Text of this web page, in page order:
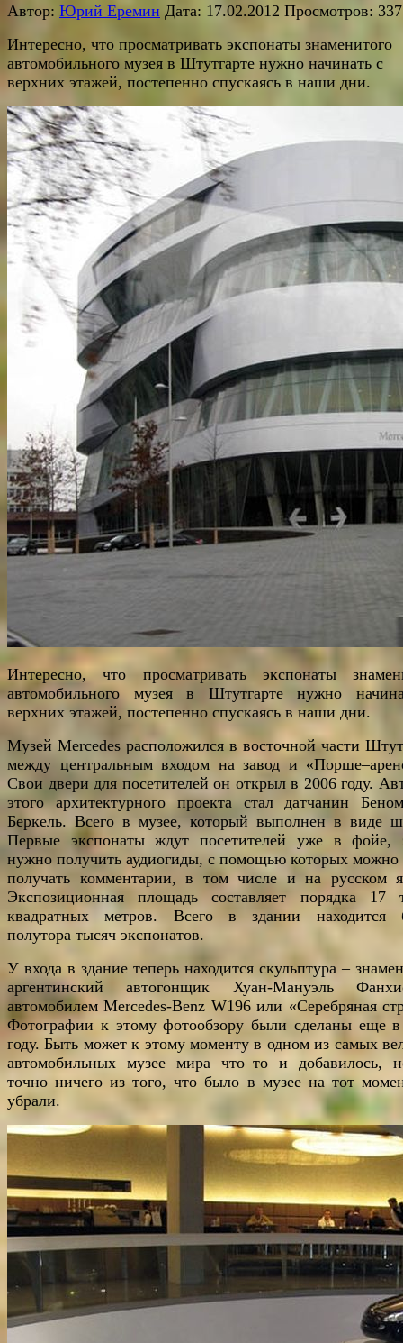
Автор: Юрий Еремин Дата: 17.02.2012 Просмотров:
Интересно, что просматривать экспонаты знаменитого
автомобильного музея в Штутгарте нужно начинать с
верхних этажей, постепенно спускаясь в наши дни.
Интересно, что просматривать экспонаты
автомобильного музея в Штутгарте нужно
верхних этажей, постепенно спускаясь в наши дни.
Музей Mercedes расположился в восточной части
между центральным входом на завод и
Свои двери для посетителей он открыл в 2006 году.
этого архитектурного проекта стал датчанин
Беркель. Всего в музее, который выполнен в виде
Первые экспонаты ждут посетителей уже в фойе,
нужно получить аудиогиды, с помощью которых можно
получать комментарии, в том числе и на русском
Экспозиционная площадь составляет порядка 17
квадратных метров. Всего в здании находится
полутора тысяч экспонатов.
У входа в здание теперь находится скульптура –
аргентинский автогонщик Хуан-Мануэль
автомобилем Mercedes-Benz W196 или «Серебряная
Фотографии к этому фотообзору были сделаны еще
году. Быть может к этому моменту в одном из самых
автомобильных музее мира что–то и добавилось,
точно ничего из того, что было в музее на тот
убрали.